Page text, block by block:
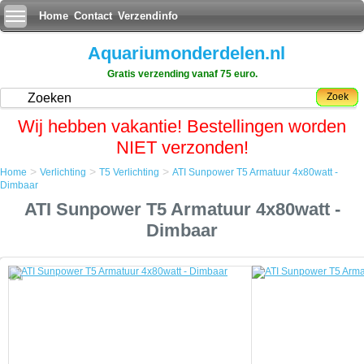
Home Contact Verzendinfo
Aquariumonderdelen.nl
Gratis verzending vanaf 75 euro.
Zoek
Wij hebben vakantie! Bestellingen worden
NIET verzonden!
Home
T5 Verlichting
ATI Sunpower T5 Armatuur 4x80watt - Dimbaar
Home > Verlichting > T5 Verlichting > ATI Sunpower T5 Armatuur 4x80watt -
Dimbaar
ATI Sunpower T5 Armatuur 4x80watt -
Dimbaar